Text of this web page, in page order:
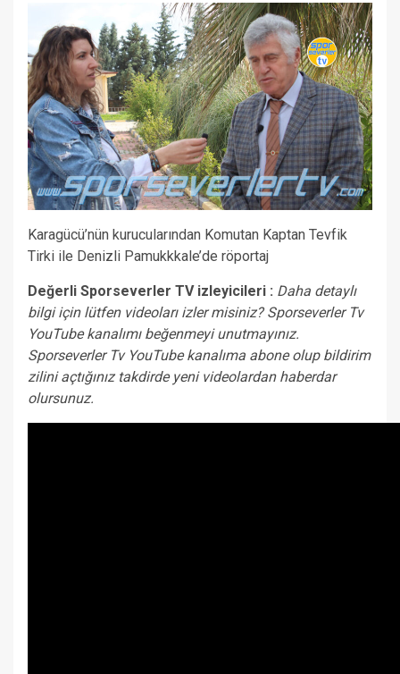
Karagücü’nün kurucularından Komutan Kaptan Tevfik
Tirki ile Denizli Pamukkkale’de röportaj
Değerli Sporseverler TV izleyicileri : Daha detaylı
bilgi için lütfen videoları izler misiniz? Sporseverler Tv
YouTube kanalımı beğenmeyi unutmayınız.
Sporseverler Tv YouTube kanalıma abone olup bildirim
zilini açtığınız takdirde yeni videolardan haberdar
olursunuz.